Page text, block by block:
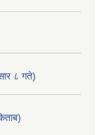
८ गते)